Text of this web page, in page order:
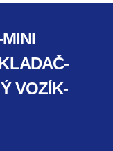
VOZÍK-